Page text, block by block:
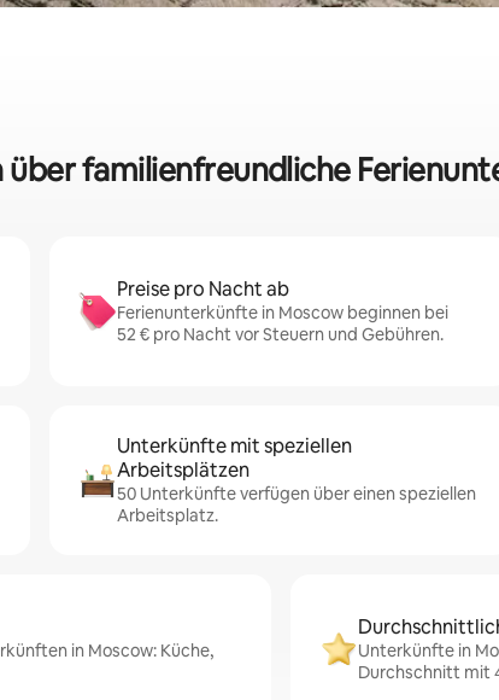
über familienfreundliche
Preise pro Nacht ab
Ferienunterkünfte in Moscow beginnen bei
52 € pro Nacht vor Steuern und Gebühren.
Unterkünfte mit speziellen
Arbeitsplätzen
50 Unterkünfte verfügen über einen speziellen
Arbeitsplatz.
in Moscow: Küche,
Unterkünfte in
Durchschnitt mit